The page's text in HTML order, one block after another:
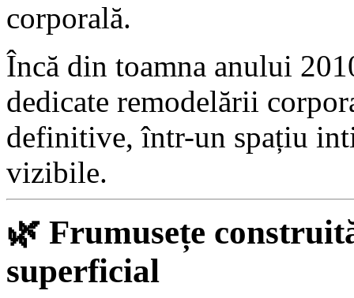
corporală.
Încă din toamna anului
dedicate remodelării
definitive, într-un spațiu
vizibile.
🌿 Frumusețe
superficial